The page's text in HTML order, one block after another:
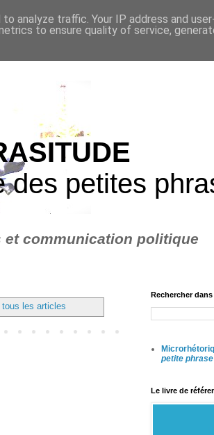
des petites
et communication politique
les articles
Rechercher
petite
Le livre de
analyze traffic. Your IP address and
to ensure quality of service,